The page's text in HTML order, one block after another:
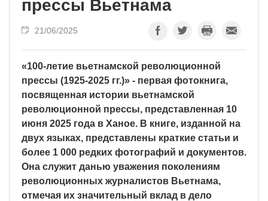
прессы Вьетнама
21/06/2025
«100-летие вьетнамской революционной
прессы (1925-2025 гг.)» - первая фотокнига,
посвященная истории вьетнамской
революционной прессы, представленная 10
июня 2025 года в Ханое. В книге, изданной на
двух языках, представлены краткие статьи и
более 1 000 редких фотографий и документов.
Она служит данью уважения поколениям
революционных журналистов Вьетнама,
отмечая их значительный вклад в дело